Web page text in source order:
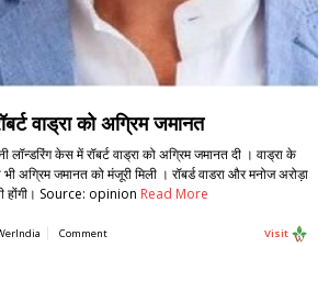
वाड्रा को अग्रिम जमानत
केस में रॉबर्ट वाड्रा को अग्रिम जमानत दी । वाड्रा के
अग्रिम जमानत को मंजूरी मिली । रॉबर्ड वाडरा और मनोज अरोड़ा
होंगी। Source: opinion Read More
Comment Visit